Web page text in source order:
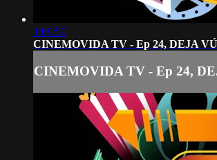
1:09:50
CINEMOVIDA TV - Ep 24, DEJA VÚ
CINEMOVIDA TV - Ep 24,